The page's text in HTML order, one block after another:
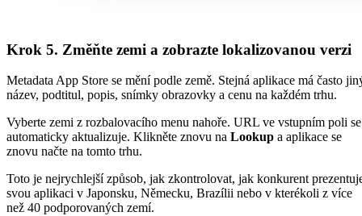
Krok 5. Změňte zemi a zobrazte lokalizovanou verzi
Metadata App Store se mění podle země. Stejná aplikace má často
název, podtitul, popis, snímky obrazovky a cenu na každém trhu.
Vyberte zemi z rozbalovacího menu nahoře. URL ve vstupním poli se
automaticky aktualizuje. Klikněte znovu na Lookup a aplikace se
znovu načte na tomto trhu.
Toto je nejrychlejší způsob, jak zkontrolovat, jak konkurent
svou aplikaci v Japonsku, Německu, Brazílii nebo v kterékoli z více
než 40 podporovaných zemí.